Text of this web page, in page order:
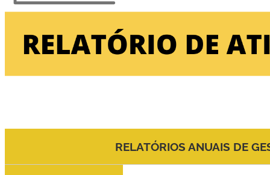
RELATÓRIOS ANUAIS DE